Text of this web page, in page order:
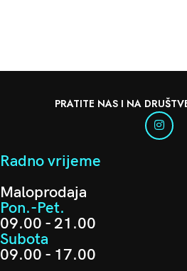
PRATITE NAS I NA
Radno vrijeme
Maloprodaja
Pon.-Pet.
09.00 - 21.00
Subota
09.00 - 17.00